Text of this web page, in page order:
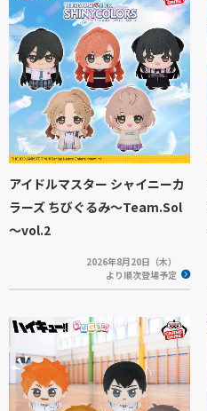
アイドルマスター シャイニーカ
ラーズ ちびぐるみ～Team.Sol
～vol.2
2026年8月20日（木）
より順次登場予定